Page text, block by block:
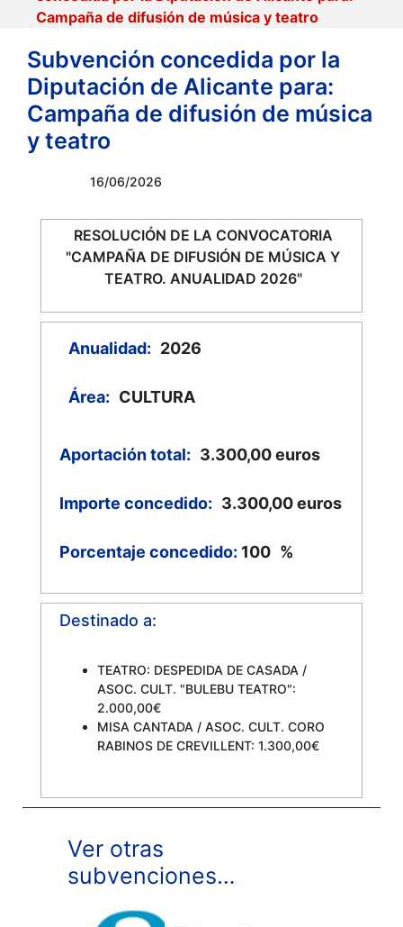
Campaña de difusión de música y teatro
Subvención concedida por la
Diputación de Alicante para:
Campaña de difusión de música
y teatro
16/06/2026
RESOLUCIÓN DE LA CONVOCATORIA
"CAMPAÑA DE DIFUSIÓN DE MÚSICA Y
TEATRO. ANUALIDAD 2026"
Anualidad: 2026
Área: CULTURA
Aportación total: 3.300,00 euros
Importe concedido: 3.300,00 euros
Porcentaje concedido: 100 %
Destinado a:
TEATRO: DESPEDIDA DE CASADA /
ASOC. CULT. "BULEBU TEATRO":
2.000,00€
MISA CANTADA / ASOC. CULT. CORO
RABINOS DE CREVILLENT: 1.300,00€
Ver otras
subvenciones…